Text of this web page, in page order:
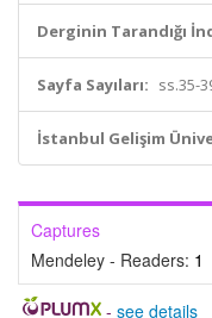
Derginin Tarandığı
Sayfa Sayıları: ss.35-
İstanbul Gelişim
Captures
Mendeley - Readers: 1
- see details